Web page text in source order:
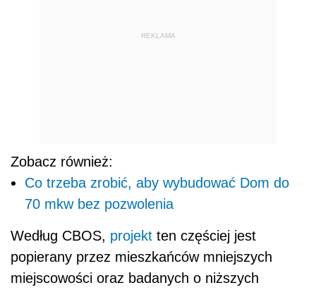
REKLAMA
Zobacz również:
Co trzeba zrobić, aby wybudować Dom do
70 mkw bez pozwolenia
Według CBOS, projekt ten częściej jest
popierany przez mieszkańców mniejszych
miejscowości oraz badanych o niższych